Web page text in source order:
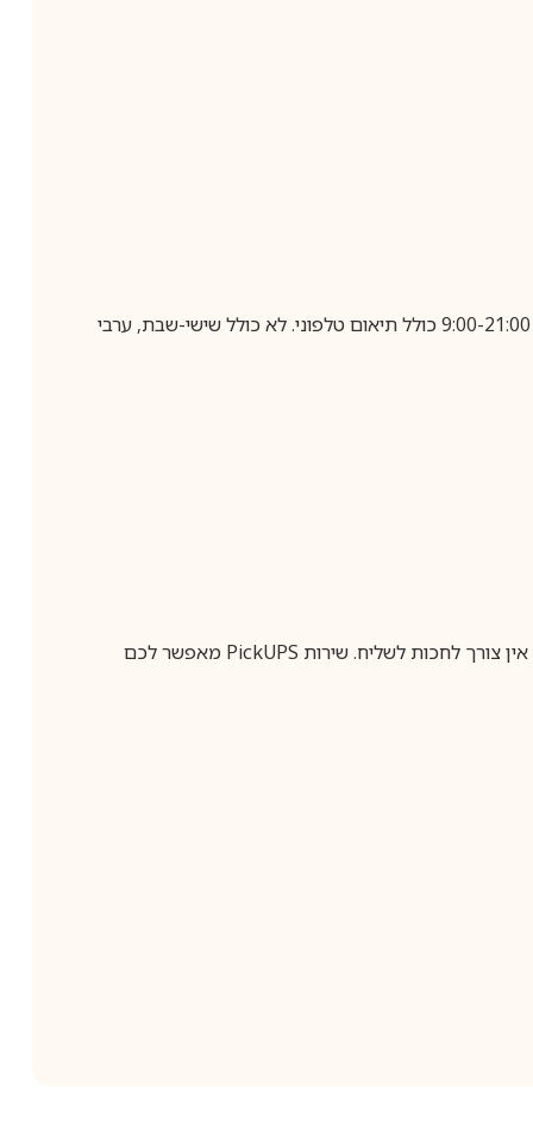
בביצוע הזמנה עד השעה 10:00 בימים א-ה, קבלת המשלוח תבוצע עד חמישה ימי עסקים מיום שלאחר ביצוע ההזמנה, בין השעות 9:00-21:00 כולל תיאום טלפוני. לא כולל שישי-שבת, ערבי
צורך לחכות לשליח. שירות PickUPS מאפשר לכם